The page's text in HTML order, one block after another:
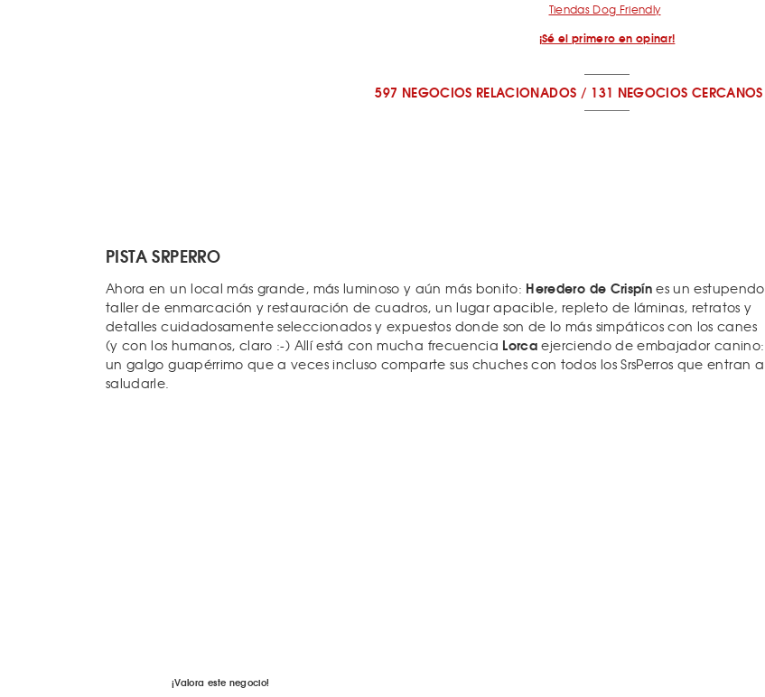
Tiendas Dog Friendly
¡Sé el primero en opinar!
597 NEGOCIOS RELACIONADOS / 131 NEGOCIOS CERCANOS
PISTA SRPERRO
Ahora en un local más grande, más luminoso y aún más bonito: Heredero de Crispín es un estupendo
taller de enmarcación y restauración de cuadros, un lugar apacible, repleto de láminas, retratos y
detalles cuidadosamente seleccionados y expuestos donde son de lo más simpáticos con los canes
(y con los humanos, claro :-) Allí está con mucha frecuencia Lorca ejerciendo de embajador canino:
un galgo guapérrimo que a veces incluso comparte sus chuches con todos los SrsPerros que entran a
saludarle.
¡Valora este negocio!